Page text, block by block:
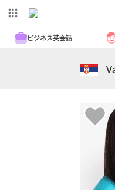
ビジネス英会話